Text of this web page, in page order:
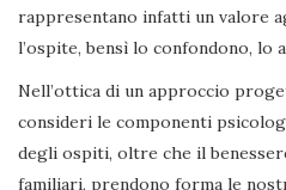
rappresentano infatti un valore
l’ospite, bensì lo confondono, lo
Nell’ottica di un approccio
consideri le componenti
degli ospiti, oltre che il
familiari, prendono forma le